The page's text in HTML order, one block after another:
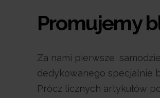
Promujemy
Za nami pierwsze,
dedykowanego specjalnie
Prócz licznych artykułów